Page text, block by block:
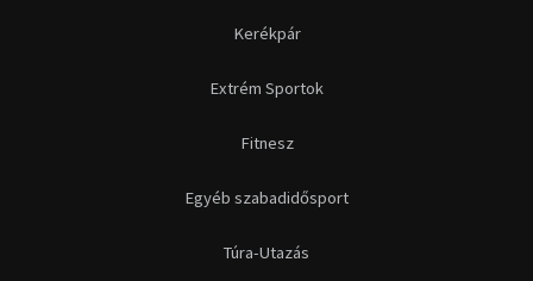
Kerékpár
Extrém Sportok
Fitnesz
Egyéb szabadidősport
Túra-Utazás